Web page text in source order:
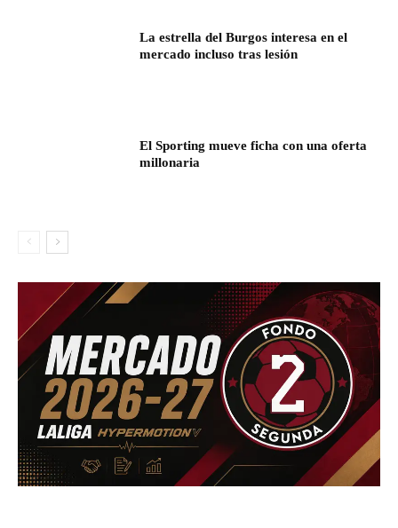
La estrella del Burgos interesa en el
mercado incluso tras lesión
El Sporting mueve ficha con una oferta
millonaria